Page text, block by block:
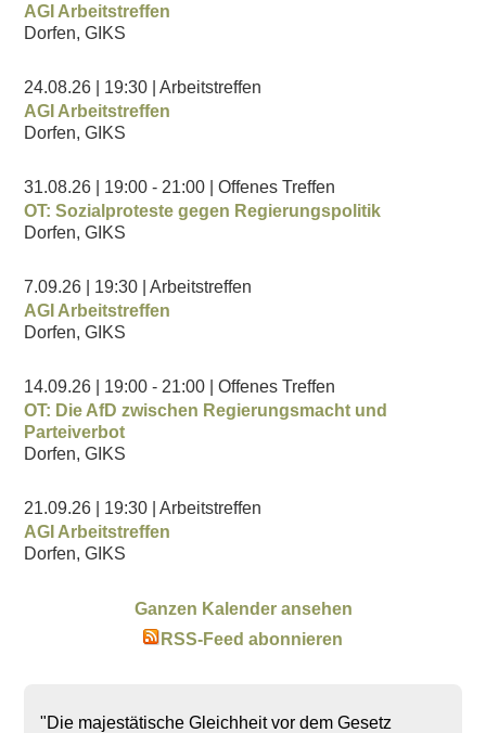
AGI Arbeitstreffen
Dorfen, GIKS
24.08.26 | 19:30
| Arbeitstreffen
AGI Arbeitstreffen
Dorfen, GIKS
31.08.26 | 19:00 - 21:00
| Offenes Treffen
OT: Sozialproteste gegen Regierungspolitik
Dorfen, GIKS
7.09.26 | 19:30
| Arbeitstreffen
AGI Arbeitstreffen
Dorfen, GIKS
14.09.26 | 19:00 - 21:00
| Offenes Treffen
OT: Die AfD zwischen Regierungsmacht und
Parteiverbot
Dorfen, GIKS
21.09.26 | 19:30
| Arbeitstreffen
AGI Arbeitstreffen
Dorfen, GIKS
Ganzen Kalender ansehen
RSS-Feed abonnieren
"Die majestätische Gleichheit vor dem Gesetz